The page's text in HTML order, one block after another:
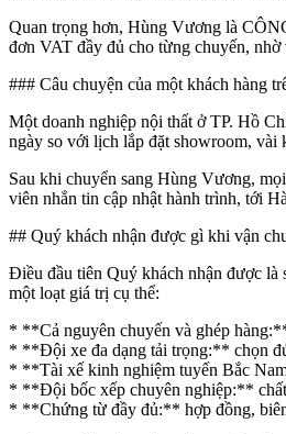
Quan trọng hơn, Hùng Vương là
đơn VAT đầy đủ cho từng chuyến,
### Câu chuyện của một khách hàng
Một doanh nghiệp nội thất ở TP. Hồ
ngày so với lịch lắp đặt showroom, vài
Sau khi chuyển sang Hùng Vương,
viên nhắn tin cập nhật hành trình, tới
## Quý khách nhận được gì khi vận
Điều đầu tiên Quý khách nhận được là
một loạt giá trị cụ thể:
* **Cả nguyên chuyến và ghép
* **Đội xe đa dạng tải trọng:** chọn
* **Tài xế kinh nghiệm tuyến Bắc
* **Đội bốc xếp chuyên nghiệp:** chất
* **Chứng từ đầy đủ:** hợp đồng,